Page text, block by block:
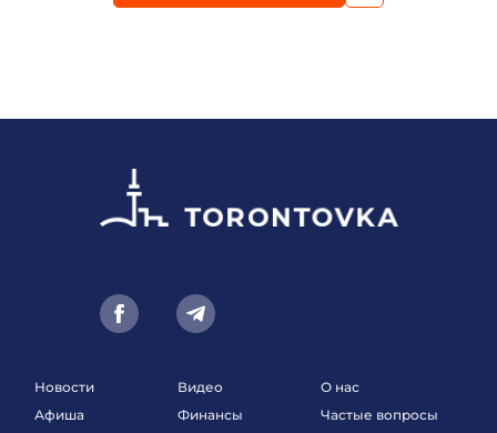
Новости
Афиша
Видео
Финансы
О нас
Частые вопросы